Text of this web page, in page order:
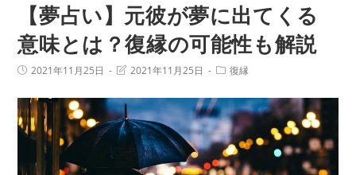
【夢占い】元彼が夢に出てくる
意味とは？復縁の可能性も解説
投
開
日:
2021年11月25日
投
最
終
変
更
2021年11月25日
投
テ
ゴ
リ
ー:
復縁